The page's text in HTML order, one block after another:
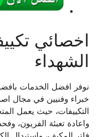
اخصائي
الشهداء
نوفر افضل الخدمات
خبراء وفنيين في مجال
التكييفات، حيث يعمل
واعادة تعبئة الفريون،